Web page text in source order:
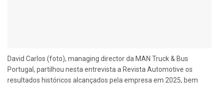
David Carlos (foto), managing director da MAN Truck & Bus
Portugal, partilhou nesta entrevista a Revista Automotive os
resultados históricos alcançados pela empresa em 2025, bem